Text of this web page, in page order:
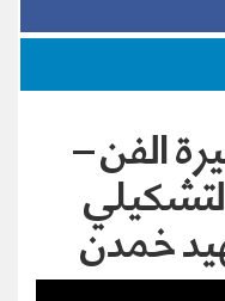
الفن –
التشكيلي
خمدن